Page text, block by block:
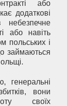
або
додаткові
небезпечне
або навіть
польських і
займаються
генеральні
вони
своїх